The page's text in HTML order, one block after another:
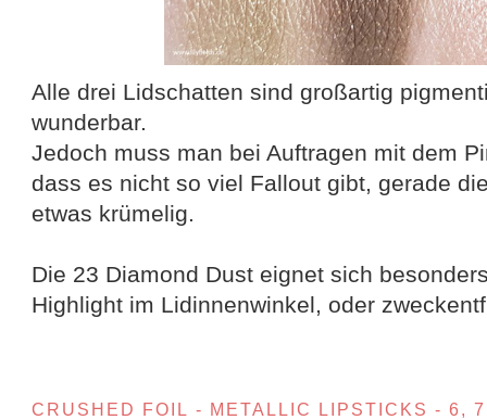
Alle drei Lidschatten sind großartig
wunderbar.
Jedoch muss man bei Auftragen mit dem
dass es nicht so viel Fallout gibt, gerade
etwas krümelig.
Die 23 Diamond Dust eignet sich
Highlight im Lidinnenwinkel, oder
CRUSHED FOIL - METALLIC LIPSTICKS - 6,